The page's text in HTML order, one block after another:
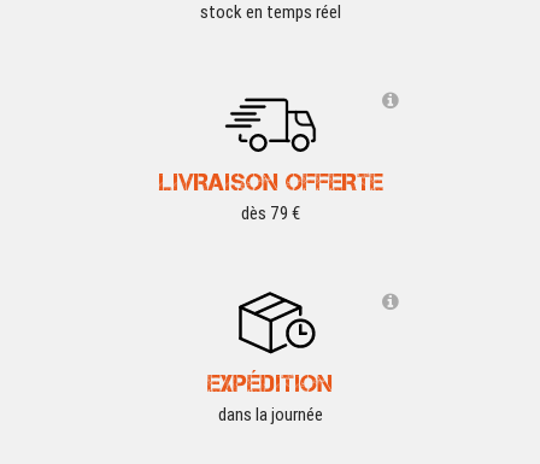
stock en temps réel
LIVRAISON OFFERTE
dès 79 €
EXPÉDITION
dans la journée